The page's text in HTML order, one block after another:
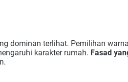
dominan terlihat. Pemilihan
karakter rumah. Fasad